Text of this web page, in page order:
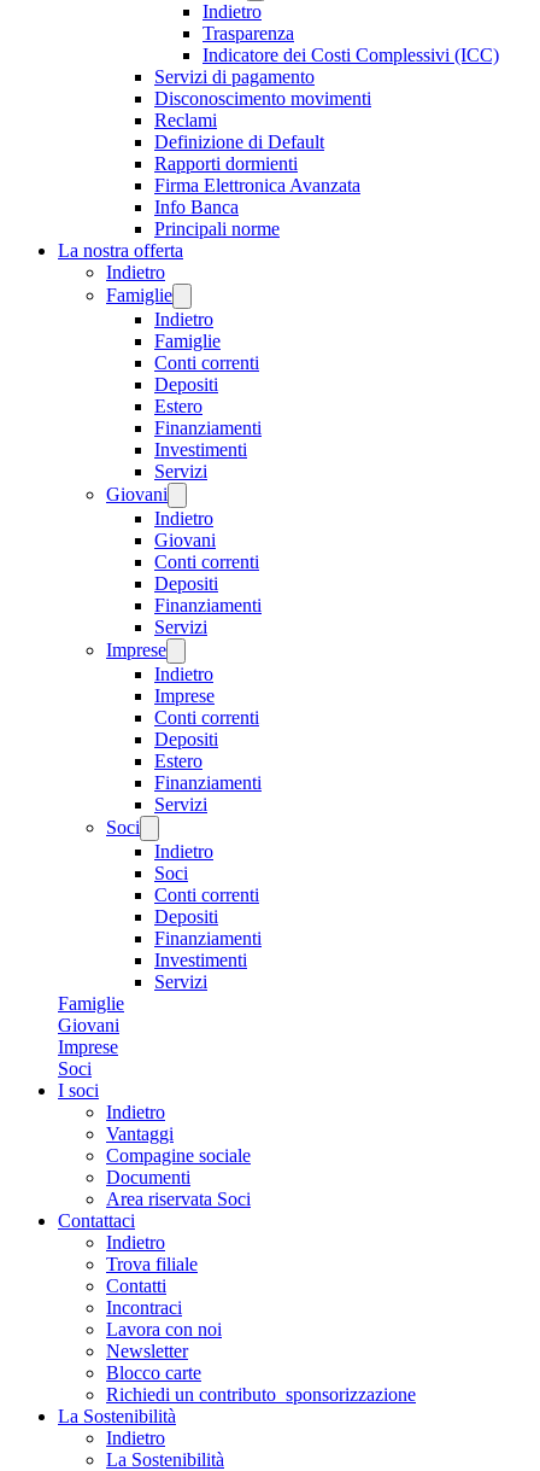
Indietro
Trasparenza
Indicatore dei Costi Complessivi (ICC)
Servizi di pagamento
Disconoscimento movimenti
Reclami
Definizione di Default
Rapporti dormienti
Firma Elettronica Avanzata
Info Banca
Principali norme
La nostra offerta
Indietro
Famiglie
Indietro
Famiglie
Conti correnti
Depositi
Estero
Finanziamenti
Investimenti
Servizi
Giovani
Indietro
Giovani
Conti correnti
Depositi
Finanziamenti
Servizi
Imprese
Indietro
Imprese
Conti correnti
Depositi
Estero
Finanziamenti
Servizi
Soci
Indietro
Soci
Conti correnti
Depositi
Finanziamenti
Investimenti
Servizi
Famiglie
Giovani
Imprese
Soci
I soci
Indietro
Vantaggi
Compagine sociale
Documenti
Area riservata Soci
Contattaci
Indietro
Trova filiale
Contatti
Incontraci
Lavora con noi
Newsletter
Blocco carte
Richiedi un contributo_sponsorizzazione
La Sostenibilità
Indietro
La Sostenibilità